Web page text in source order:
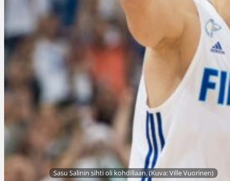
Sasu Salinin sihti oli kohdillaan. (Kuva: Ville Vuorinen)